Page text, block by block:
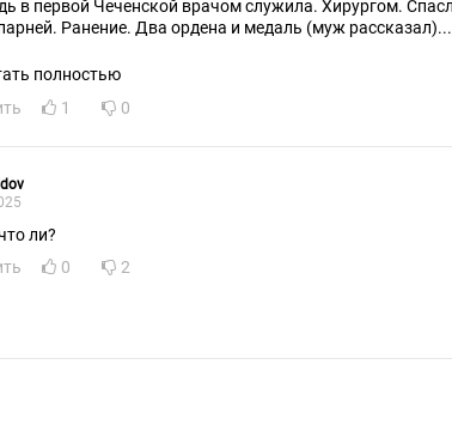
Чеченской врачом служила. Хирургом. Спасла
Ранение. Два ордена и медаль (муж рассказал)...
полностью
1 0
ли?
0 2